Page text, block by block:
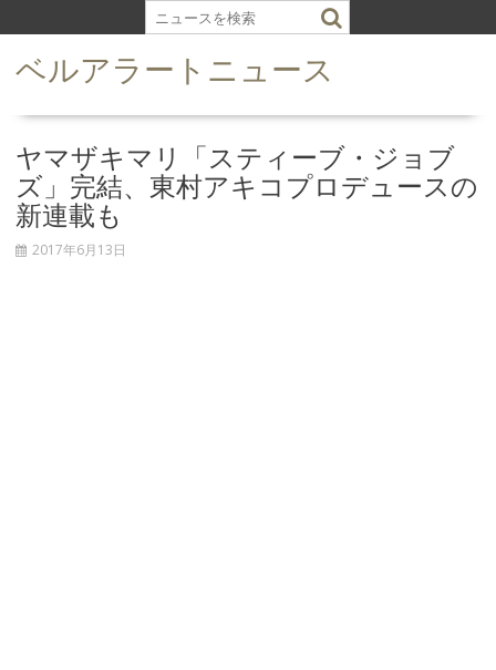
k
ベルアラートニュース
ヤマザキマリ「スティーブ・ジョブ
ズ」完結、東村アキコプロデュースの
新連載も
2017年6月13日